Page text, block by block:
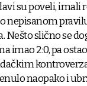
su poveli, imali
nepisanom
Nešto slično se
imao 2:0, pa
naopako i